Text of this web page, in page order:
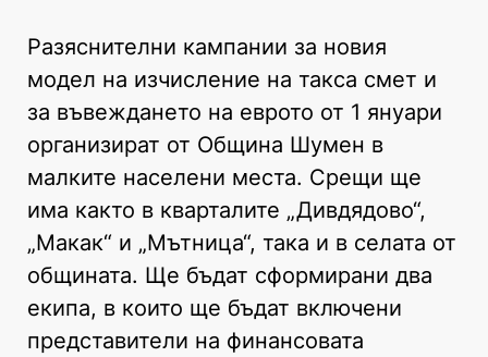
Разяснителни кампании за новия
модел на изчисление на такса смет и
за въвеждането на еврото от 1 януари
организират от Община Шумен в
малките населени места. Срещи ще
има както в кварталите „Дивдядово“,
„Макак“ и „Мътница“, така и в селата от
общината. Ще бъдат сформирани два
екипа, в които ще бъдат включени
представители на финансовата